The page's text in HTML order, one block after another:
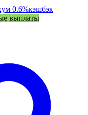
0.6%кэшбэк